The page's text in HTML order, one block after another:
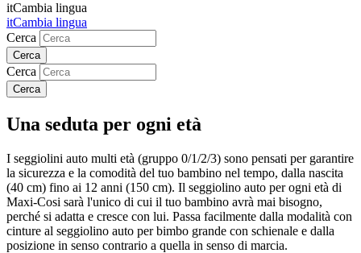
itCambia lingua
itCambia lingua
Cerca
Cerca
Una seduta per ogni età
I seggiolini auto multi età (gruppo 0/1/2/3) sono pensati per garantire
la sicurezza e la comodità del tuo bambino nel tempo, dalla nascita
(40 cm) fino ai 12 anni (150 cm). Il seggiolino auto per ogni età di
Maxi-Cosi sarà l'unico di cui il tuo bambino avrà mai bisogno,
perché si adatta e cresce con lui. Passa facilmente dalla modalità con
cinture al seggiolino auto per bimbo grande con schienale e dalla
posizione in senso contrario a quella in senso di marcia.